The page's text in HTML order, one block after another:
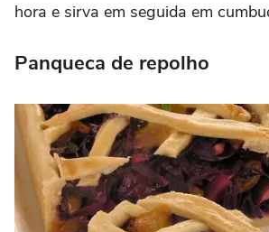
hora e sirva em seguida em
Panqueca de repolho